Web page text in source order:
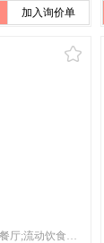
加入询价单
【43类】餐馆;餐厅;流动饮食供应;茶馆;临时住宿的接待服务（抵达及离开的管理）;私人厨师服务;旅游房屋出租;快餐馆;备办宴席;住所代理（旅馆、供膳寄宿处）